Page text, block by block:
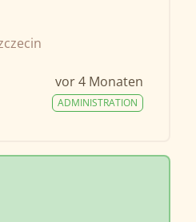
vor 4 Monaten
ADMINISTRATION